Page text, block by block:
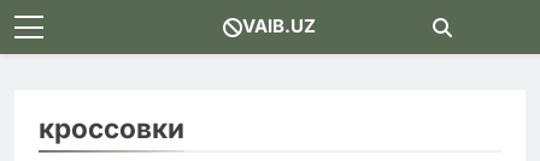
Skip
to
VAIB.UZ
кроссовки